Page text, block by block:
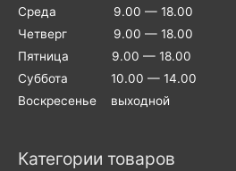
Среда 9.00 — 18.00
Четверг 9.00 — 18.00
Пятница 9.00 — 18.00
Суббота 10.00 — 14.00
Воскресенье выходной
Категории товаров